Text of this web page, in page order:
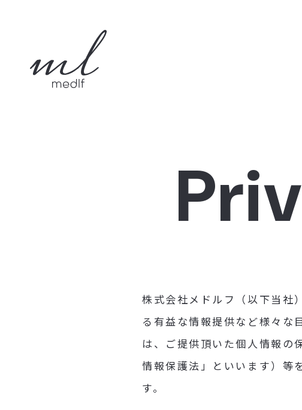
Priv
株式会社メドルフ（以下当社
る有益な情報提供など様々な
は、ご提供頂いた個人情報の
情報保護法」といいます）等
す。